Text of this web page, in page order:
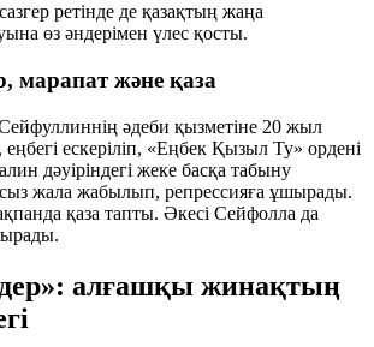
ретінде де қазақтың жаңа
өз әндерімен үлес қосты.
марапат және қаза
әдеби қызметіне 20 жыл
ескеріліп, «Еңбек Қызыл Ту» ордені
дәуіріндегі жеке басқа табыну
жала жабылып, репрессияға ұшырады.
қаза тапты. Әкесі Сейфолла да
алғашқы жинақтың